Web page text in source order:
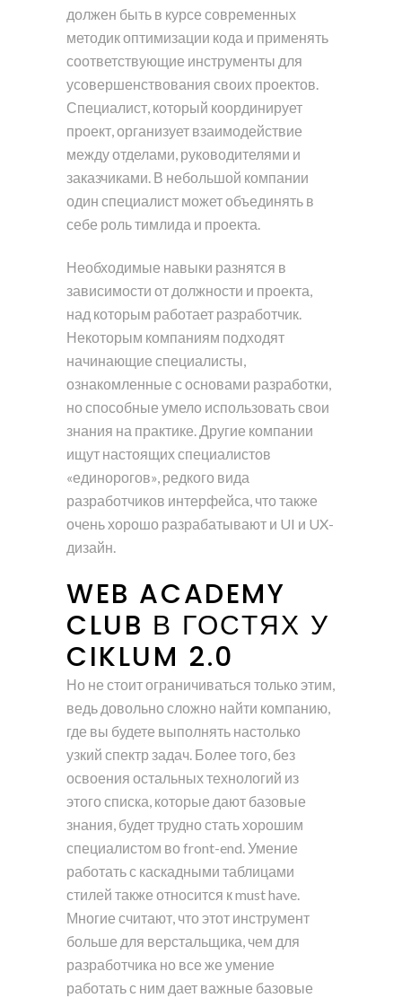
должен быть в курсе современных
методик оптимизации кода и применять
соответствующие инструменты для
усовершенствования своих проектов.
Специалист, который координирует
проект, организует взаимодействие
между отделами, руководителями и
заказчиками. В небольшой компании
один специалист может объединять в
себе роль тимлида и проекта.
Необходимые навыки разнятся в
зависимости от должности и проекта,
над которым работает разработчик.
Некоторым компаниям подходят
начинающие специалисты,
ознакомленные с основами разработки,
но способные умело использовать свои
знания на практике. Другие компании
ищут настоящих специалистов
«единорогов», редкого вида
разработчиков интерфейса, что также
очень хорошо разрабатывают и UI и UX-
дизайн.
WEB ACADEMY
CLUB В ГОСТЯХ У
CIKLUM 2.0
Но не стоит ограничиваться только этим,
ведь довольно сложно найти компанию,
где вы будете выполнять настолько
узкий спектр задач. Более того, без
освоения остальных технологий из
этого списка, которые дают базовые
знания, будет трудно стать хорошим
специалистом во front-end. Умение
работать с каскадными таблицами
стилей также относится к must have.
Многие считают, что этот инструмент
больше для верстальщика, чем для
разработчика но все же умение
работать с ним дает важные базовые